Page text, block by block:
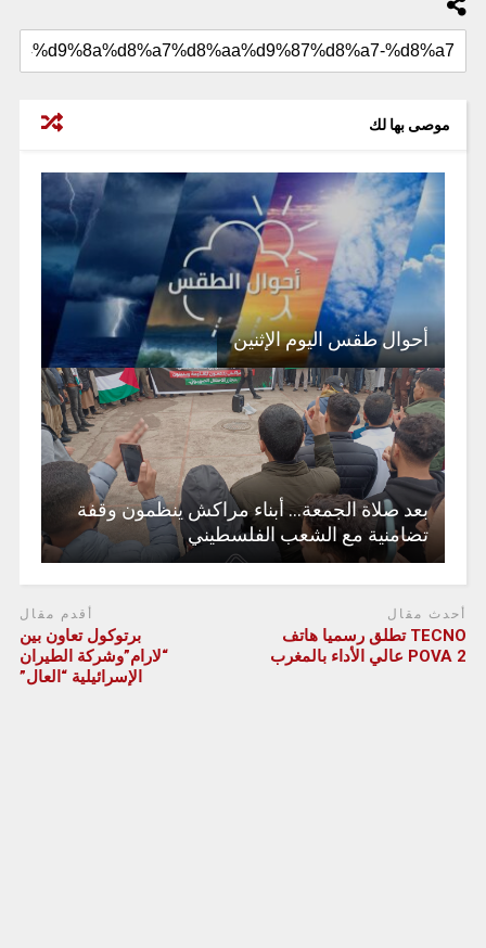
موصى بها لك
أحوال طقس اليوم الإثنين
بعد صلاة الجمعة… أبناء مراكش ينظمون وقفة
تضامنية مع الشعب الفلسطيني
أحدث مقال
TECNO تطلق رسميا هاتف
POVA 2 عالي الأداء بالمغرب
أقدم مقال
برتوكول تعاون بين
“لارام”وشركة الطيران
الإسرائيلية “العال”